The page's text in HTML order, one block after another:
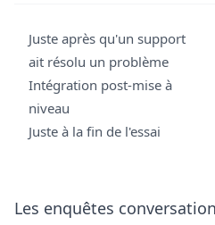
Juste après qu'un support
ait résolu un problème
Intégration post-mise à
niveau
Juste à la fin de l'essai
Les enquêtes